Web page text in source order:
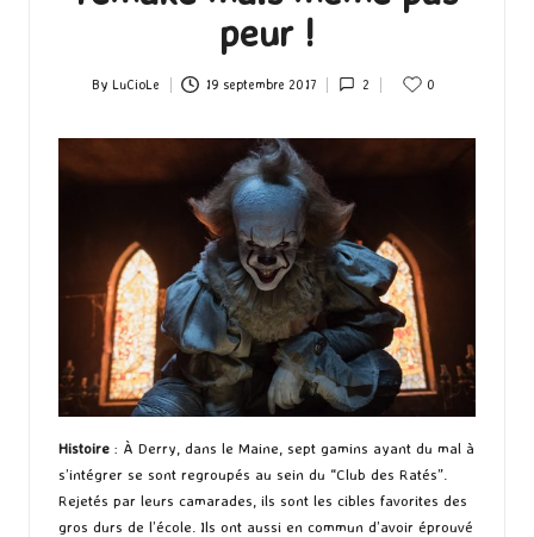
peur !
Posted
By LuCioLe 19 septembre 2017 2 0
Histoire : À Derry, dans le Maine, sept gamins ayant du mal à
s’intégrer se sont regroupés au sein du “Club des Ratés”.
Rejetés par leurs camarades, ils sont les cibles favorites des
gros durs de l’école. Ils ont aussi en commun d’avoir éprouvé